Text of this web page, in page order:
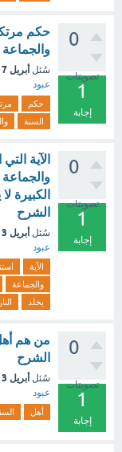
0
تصويتات
1
إجابة
حكم
سُئل أبريل 7
عبود
حكم
السنة
0
تصويتات
1
إجابة
الآية
الكبيرة
الشرح
سُئل أبريل 3
عبود
الآية
والجماعة
يخلد
النار
0
تصويتات
1
إجابة
من هم
الشرح
سُئل أبريل 3
عبود
أهل